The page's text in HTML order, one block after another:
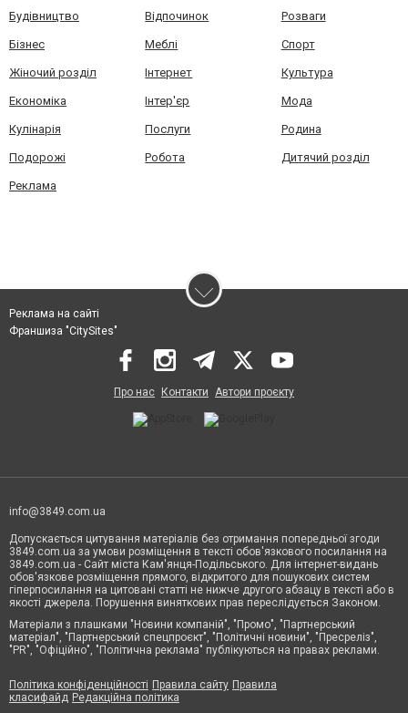
Будівництво Відпочинок Розваги
Бізнес Меблі Спорт
Жіночий розділ Інтернет Культура
Економіка Інтер'єр Мода
Кулінарія Послуги Родина
Подорожі Робота Дитячий розділ
Реклама
Реклама на сайті
Франшиза "CitySites"
Про нас Контакти Автори проєкту
info@3849.com.ua
Допускається цитування матеріалів без отримання попередньої згоди
3849.com.ua за умови розміщення в тексті обов'язкового посилання на
3849.com.ua - Сайт міста Кам'янця-Подільського. Для інтернет-видань
обов'язкове розміщення прямого, відкритого для пошукових систем
гіперпосилання на цитовані статті не нижче другого абзацу в тексті або в
якості джерела. Порушення виняткових прав переслідується Законом.
Матеріали з плашками "Новини компаній", "Промо", "Партнерський
матеріал", "Партнерський спецпроєкт", "Політичні новини", "Пресреліз",
"PR", "Офіційно", "Політична реклама" публікуються на правах реклами.
Політика конфіденційності Правила сайту Правила
класифайд Редакційна політика